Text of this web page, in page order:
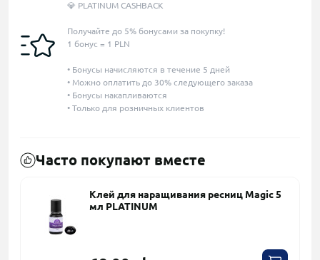
💎 PLATINUM CASHBACK
Получайте до 5% бонусами за покупку!
1 бонус = 1 PLN
• Бонусы начисляются в течение 5 дней
• Можно оплатить до 30% следующего заказа
• Бонусы накапливаются
• Только для розничных клиентов
Часто покупают вместе
Клей для наращивания ресниц Magic 5
мл PLATINUM